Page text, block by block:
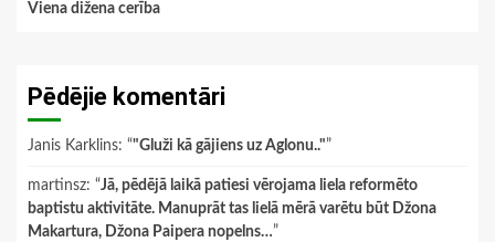
Viena dižena cerība
Pēdējie komentāri
Janis Karklins: “"Gluži kā gājiens uz Aglonu.."”
martinsz: “Jā, pēdējā laikā patiesi vērojama liela reformēto
baptistu aktivitāte. Manuprāt tas lielā mērā varētu būt Džona
Makartura, Džona Paipera nopelns…”